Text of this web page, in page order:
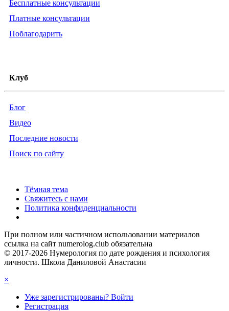
Бесплатные консультации
Платные консультации
Поблагодарить
Клуб
Блог
Видео
Последние новости
Поиск по сайту
Тёмная тема
Свяжитесь с нами
Политика конфиденциальности
При полном или частичном использовании материалов
ссылка на сайт numerolog.club обязательна
© 2017-2026 Нумерология по дате рождения и психология
личности. Школа Даниловой Анастасии
×
Уже зарегистрированы? Войти
Регистрация